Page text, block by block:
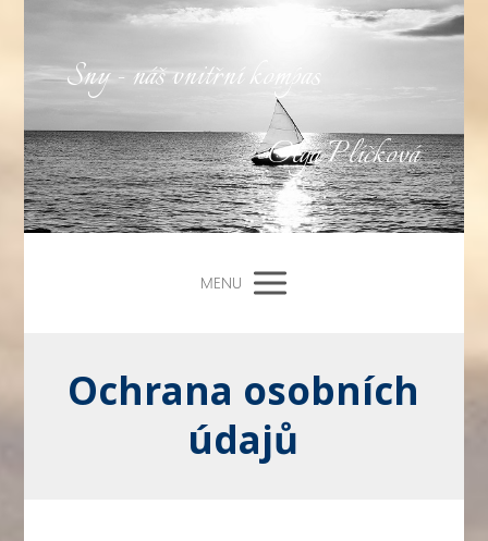
Sny - náš vnitřní kompas
Olga Plíčková
MENU
Ochrana osobních
údajů